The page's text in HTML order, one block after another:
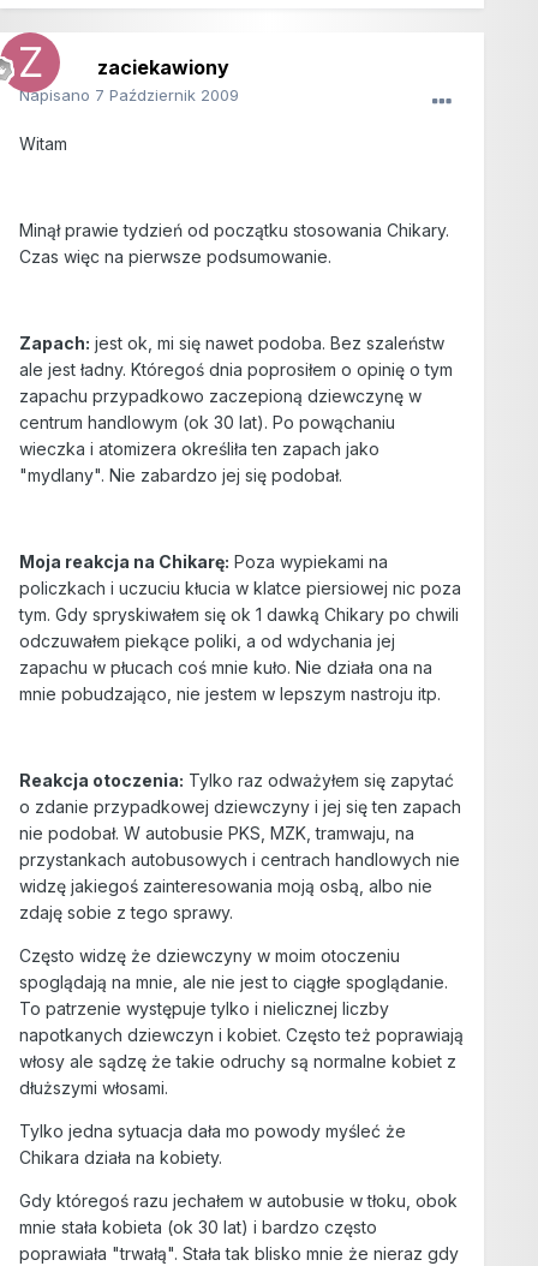
zaciekawiony
Napisano 7 Październik 2009
Witam
Minął prawie tydzień od początku stosowania Chikary.
Czas więc na pierwsze podsumowanie.
Zapach: jest ok, mi się nawet podoba. Bez szaleństw
ale jest ładny. Któregoś dnia poprosiłem o opinię o tym
zapachu przypadkowo zaczepioną dziewczynę w
centrum handlowym (ok 30 lat). Po powąchaniu
wieczka i atomizera określiła ten zapach jako
"mydlany". Nie zabardzo jej się podobał.
Moja reakcja na Chikarę: Poza wypiekami na
policzkach i uczuciu kłucia w klatce piersiowej nic poza
tym. Gdy spryskiwałem się ok 1 dawką Chikary po chwili
odczuwałem piekące poliki, a od wdychania jej
zapachu w płucach coś mnie kuło. Nie działa ona na
mnie pobudzająco, nie jestem w lepszym nastroju itp.
Reakcja otoczenia: Tylko raz odważyłem się zapytać
o zdanie przypadkowej dziewczyny i jej się ten zapach
nie podobał. W autobusie PKS, MZK, tramwaju, na
przystankach autobusowych i centrach handlowych nie
widzę jakiegoś zainteresowania moją osbą, albo nie
zdaję sobie z tego sprawy.
Często widzę że dziewczyny w moim otoczeniu
spoglądają na mnie, ale nie jest to ciągłe spoglądanie.
To patrzenie występuje tylko i nielicznej liczby
napotkanych dziewczyn i kobiet. Często też poprawiają
włosy ale sądzę że takie odruchy są normalne kobiet z
dłuższymi włosami.
Tylko jedna sytuacja dała mo powody myśleć że
Chikara działa na kobiety.
Gdy któregoś razu jechałem w autobusie w tłoku, obok
mnie stała kobieta (ok 30 lat) i bardzo często
poprawiała "trwałą". Stała tak blisko mnie że nieraz gdy